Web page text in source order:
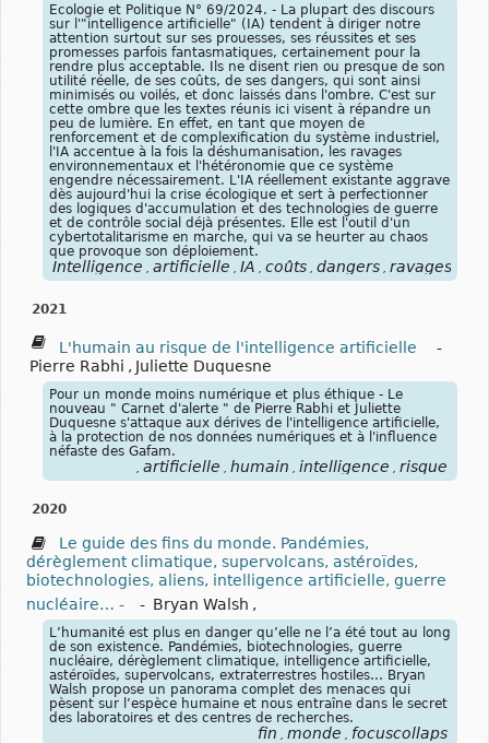
Ecologie et Politique N° 69/2024. - La plupart des discours
sur l'"intelligence artificielle" (IA) tendent à diriger notre
attention surtout sur ses prouesses, ses réussites et ses
promesses parfois fantasmatiques, certainement pour la
rendre plus acceptable. Ils ne disent rien ou presque de son
utilité réelle, de ses coûts, de ses dangers, qui sont ainsi
minimisés ou voilés, et donc laissés dans l'ombre. C'est sur
cette ombre que les textes réunis ici visent à répandre un
peu de lumière. En effet, en tant que moyen de
renforcement et de complexification du système industriel,
l'IA accentue à la fois la déshumanisation, les ravages
environnementaux et l'hétéronomie que ce système
engendre nécessairement. L'IA réellement existante aggrave
dès aujourd'hui la crise écologique et sert à perfectionner
des logiques d'accumulation et des technologies de guerre
et de contrôle social déjà présentes. Elle est l'outil d'un
cybertotalitarisme en marche, qui va se heurter au chaos
que provoque son déploiement.
Intelligence artificielle IA coûts dangers ravages
2021
L'humain au risque de l'intelligence artificielle
-
Pierre Rabhi , Juliette Duquesne
Pour un monde moins numérique et plus éthique - Le
nouveau " Carnet d'alerte " de Pierre Rabhi et Juliette
Duquesne s'attaque aux dérives de l'intelligence artificielle,
à la protection de nos données numériques et à l'influence
néfaste des Gafam.
artificielle humain intelligence risque
2020
Le guide des fins du monde. Pandémies,
dérèglement climatique, supervolcans, astéroïdes,
biotechnologies, aliens, intelligence artificielle, guerre
nucléaire… -
- Bryan Walsh ,
L’humanité est plus en danger qu’elle ne l’a été tout au long
de son existence. Pandémies, biotechnologies, guerre
nucléaire, dérèglement climatique, intelligence artificielle,
astéroïdes, supervolcans, extraterrestres hostiles… Bryan
Walsh propose un panorama complet des menaces qui
pèsent sur l’espèce humaine et nous entraîne dans le secret
des laboratoires et des centres de recherches.
fin monde focuscollaps